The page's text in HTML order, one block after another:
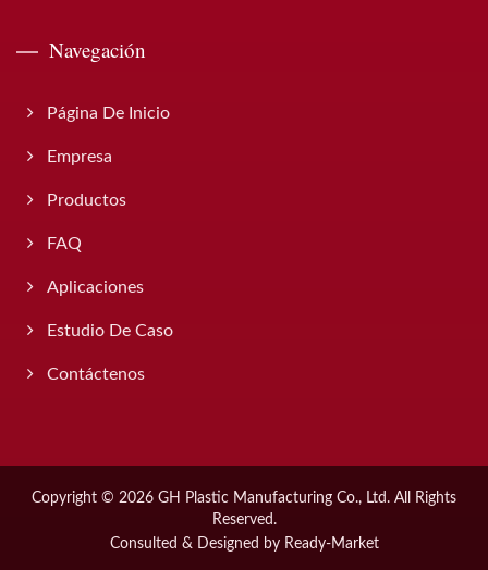
Navegación
Página De Inicio
Empresa
Productos
FAQ
Aplicaciones
Estudio De Caso
Contáctenos
Copyright © 2026 GH Plastic Manufacturing Co., Ltd. All Rights
Reserved.
Consulted & Designed by Ready-Market